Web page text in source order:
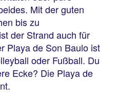
Mit der guten
bis zu
der Strand auch für
Playa de Son Baulo ist
oder Fußball. Du
Ecke? Die Playa de